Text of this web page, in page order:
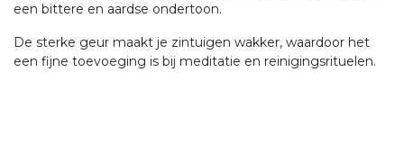
een bittere en aardse ondertoon.
De sterke geur maakt je zintuigen wakker, waardoor het
een fijne toevoeging is bij meditatie en reinigingsrituelen.